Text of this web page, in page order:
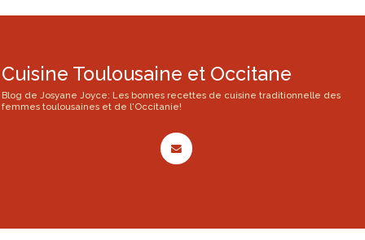
Cuisine Toulousaine et Occitane
Blog de Josyane Joyce: Les bonnes recettes de cuisine traditionnelle des
femmes toulousaines et de l'Occitanie!